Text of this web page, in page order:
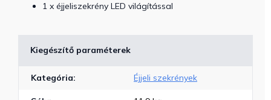
1 x éjjeliszekrény LED világítással
Kiegészítő paraméterek
Kategória: Éjjeli szekrények